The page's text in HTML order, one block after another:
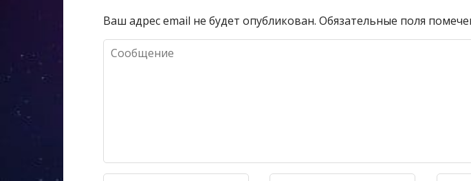
Ваш адрес email не будет опубликован. Обязательные поля